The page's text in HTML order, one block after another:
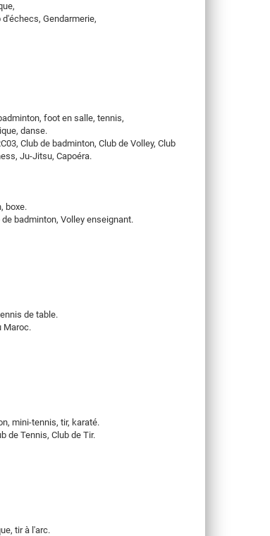
Gendarmerie,
foot en salle, tennis,
danse.
Club de badminton, Club de Volley, Club
Ju-Jitsu, Capoéra.
boxe.
badminton, Volley enseignant.
de table.
Maroc.
mini-tennis, tir, karaté.
de Tennis, Club de Tir.
tir à l'arc.